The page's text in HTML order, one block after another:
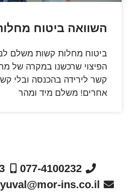
השוואה ביטוח
ביטוח מחלות קשות משלם
הפיצוי שרכשנו במקרה של
קשר לירידה בהכנסה ובלי
אחרים! משלם מיד ומהר
077-4100232
yuval@mor-ins.co.il